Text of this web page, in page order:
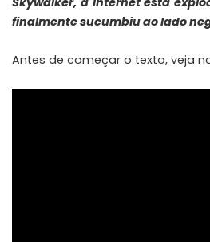
finalmente sucumbiu ao lado
Antes de começar o texto, veja